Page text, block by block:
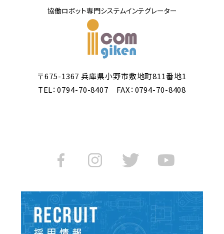
協働ロボット専門システムインテグレーター
〒675-1367 兵庫県小野市敷地町811番地1
TEL：0794-70-8407 FAX：0794-70-8408